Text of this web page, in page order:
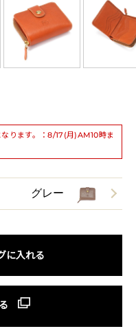
ります。：8/17(月)AM10時ま
グレー
に入れる